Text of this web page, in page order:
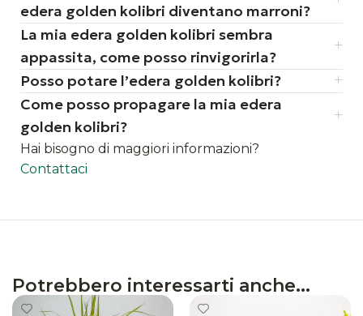
edera golden kolibri diventano marroni?
La mia edera golden kolibri sembra
appassita, come posso rinvigorirla?
Posso potare l’edera golden kolibri?
Come posso propagare la mia edera
golden kolibri?
Hai bisogno di maggiori informazioni?
Contattaci
Potrebbero interessarti anche...